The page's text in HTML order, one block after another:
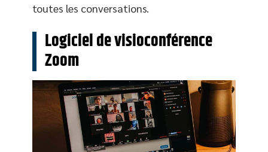
toutes les conversations.
Logiciel de visioconférence
Zoom